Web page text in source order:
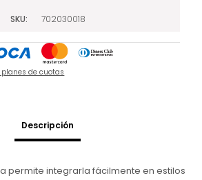
SKU 702030018
de cuotas
Descripción
permite integrarla fácilmente en estilos